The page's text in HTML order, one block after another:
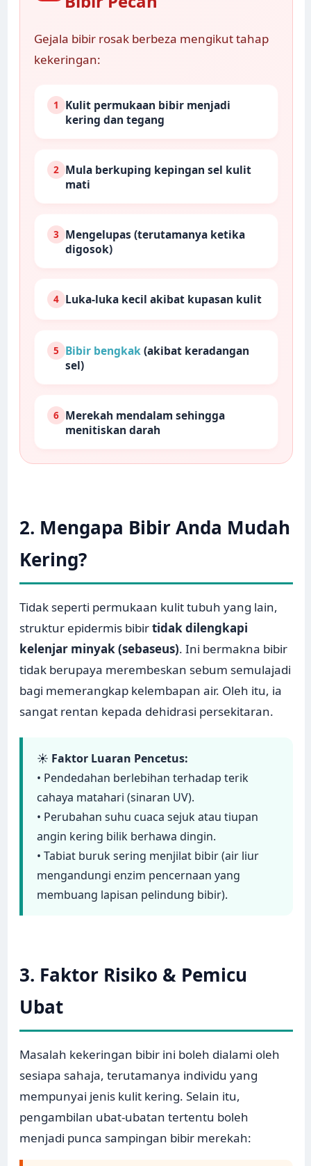
Gejala bibir rosak berbeza mengikut tahap
kekeringan:
1
Kulit permukaan bibir menjadi
kering dan tegang
2 Mula berkuping kepingan sel kulit
mati
3
Mengelupas (terutamanya ketika
digosok)
4 Luka-luka kecil akibat kupasan kulit
5 Bibir bengkak(akibat keradangan
sel)
6 Merekah mendalam sehingga
menitiskan darah
2. Mengapa Bibir Anda Mudah
Kering?
Tidak seperti permukaan kulit tubuh yang lain,
struktur epidermis bibirtidak dilengkapi
kelenjar minyak (sebaseus). Ini bermakna bibir
tidak berupaya merembeskan sebum semulajadi
bagi memerangkap kelembapan air. Oleh itu, ia
sangat rentan kepada dehidrasi persekitaran.
☀️ Faktor Luaran Pencetus:
• Pendedahan berlebihan terhadap terik
cahaya matahari (sinaran UV).
• Perubahan suhu cuaca sejuk atau tiupan
angin kering bilik berhawa dingin.
• Tabiat buruk sering menjilat bibir (air liur
mengandungi enzim pencernaan yang
membuang lapisan pelindung bibir).
3. Faktor Risiko & Pemicu
Ubat
Masalah kekeringan bibir ini boleh dialami oleh
sesiapa sahaja, terutamanya individu yang
mempunyai jenis kulit kering. Selain itu,
pengambilan ubat-ubatan tertentu boleh
menjadi punca sampingan bibir merekah: